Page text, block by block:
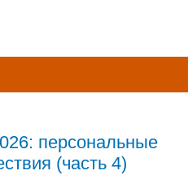
персональные
(часть 4)